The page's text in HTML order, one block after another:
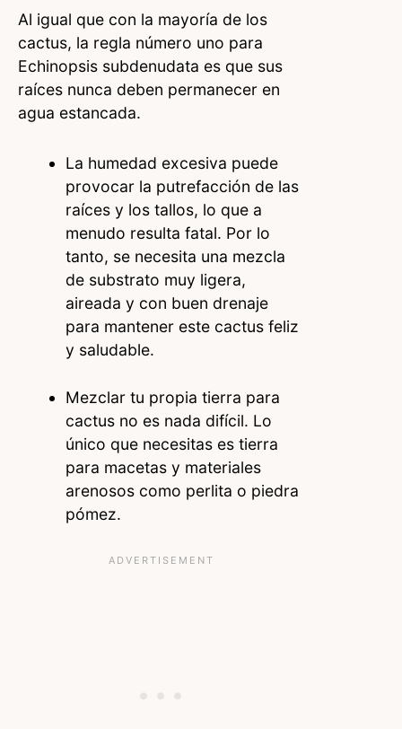
Al igual que con la mayoría de los
cactus, la regla número uno para
Echinopsis subdenudata es que sus
raíces nunca deben permanecer en
agua estancada.
La humedad excesiva puede
provocar la putrefacción de las
raíces y los tallos, lo que a
menudo resulta fatal. Por lo
tanto, se necesita una mezcla
de substrato muy ligera,
aireada y con buen drenaje
para mantener este cactus feliz
y saludable.
Mezclar tu propia tierra para
cactus no es nada difícil. Lo
único que necesitas es tierra
para macetas y materiales
arenosos como perlita o piedra
pómez.